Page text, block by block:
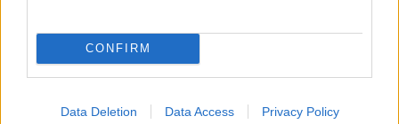
CONFIRM
Data Deletion Data Access Privacy Policy
Mit tudnak a szülők az akut
középfülgyulladásról?
drHorváthTamás•2015. július 18.